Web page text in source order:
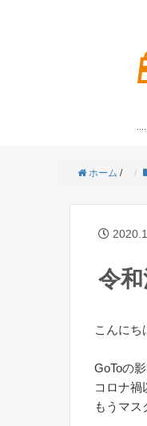
ホーム /
令
こんにち
GoToの
コロナ禍
もうマ